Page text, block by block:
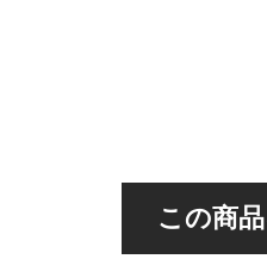
この商